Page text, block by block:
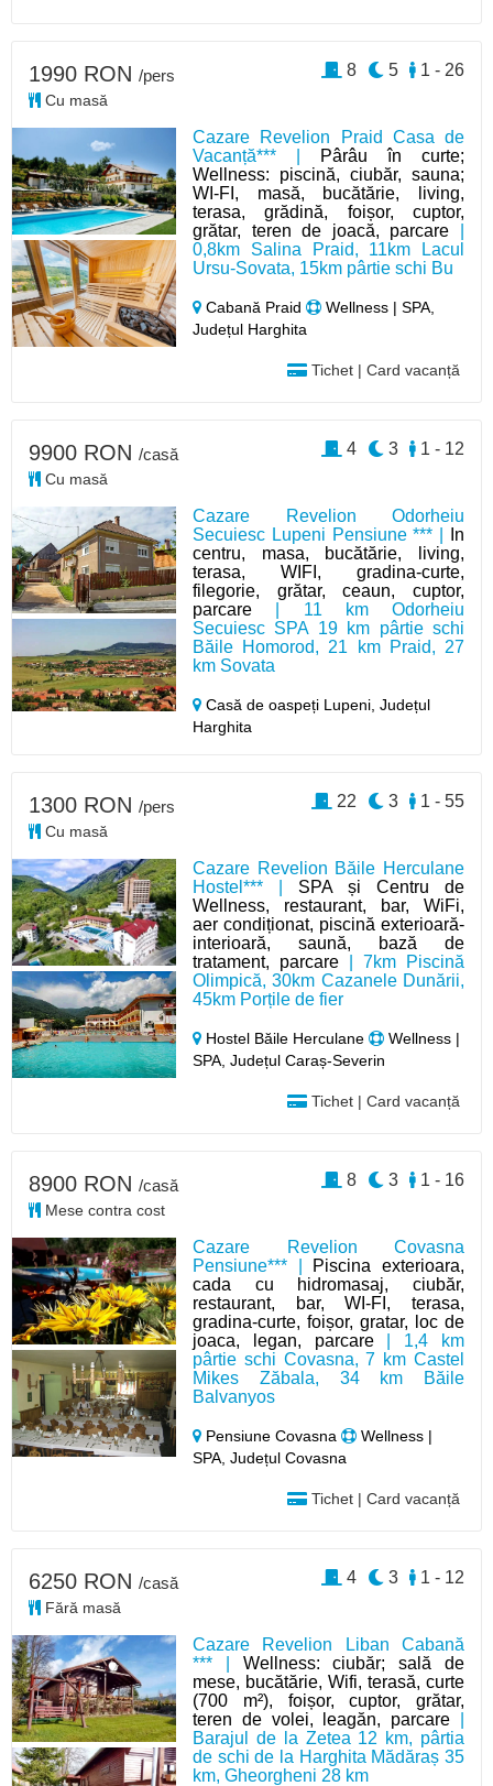
Cazare Revelion Praid Casa de
Vacanță*** |
Pârâu în curte;
Wellness: piscină, ciubăr, sauna;
WI-FI, masă, bucătărie, living,
terasa, grădină, foișor, cuptor,
grătar, teren de joacă, parcare
0,8km Salina Praid, 11km Lacul
Ursu-Sovata, 15km pârtie schi Bu
Cabană Praid
Wellness | SPA,
Județul Harghita
Tichet | Card vacanță
1990 RON /pers
Cu masă
1 - 26
5
8
Cazare Revelion Odorheiu
Secuiesc Lupeni Pensiune *** |
In
centru, masa, bucătărie, living,
terasa, WIFI, gradina-curte,
filegorie, grătar, ceaun, cuptor,
parcare | 11 km Odorheiu
Secuiesc SPA 19 km pârtie schi
Băile Homorod, 21 km Praid, 27
km Sovata
Casă de oaspeți Lupeni,Județul
Harghita
9900 RON /casă
Cu masă
1 - 12
3
4
Cazare Revelion Băile Herculane
Hostel*** | SPA și Centru de
Wellness, restaurant, bar, WiFi,
aer condiționat, piscină exterioară-
interioară, saună, bază de
tratament, parcare | 7km Piscină
Olimpică, 30km Cazanele Dunării,
45km Porțile de fier
Hostel Băile Herculane
Wellness |
SPA, Județul Caraș-Severin
Tichet | Card vacanță
1300 RON /pers
Cu masă
1 - 55
3
22
Cazare Revelion Covasna
Pensiune*** | Piscina exterioara,
cada cu hidromasaj, ciubăr,
restaurant, bar, WI-FI, terasa,
gradina-curte, foișor, gratar, loc de
joaca, legan, parcare| 1,4 km
pârtie schi Covasna, 7 km Castel
Mikes Zăbala, 34 km Băile
Balvanyos
Pensiune Covasna
Wellness |
SPA, Județul Covasna
Tichet | Card vacanță
8900 RON /casă
Mese contra cost
1 - 16
3
8
Cazare Revelion Liban Cabană
*** | Wellness: ciubăr; sală de
mese, bucătărie, Wifi, terasă, curte
(700 m²), foișor, cuptor, grătar,
teren de volei, leagăn, parcare
Barajul de la Zetea 12 km, pârtia
de schi de la Harghita Mădăraș 35
km, Gheorgheni 28 km
6250 RON /casă
Fără masă
1 - 12
3
4